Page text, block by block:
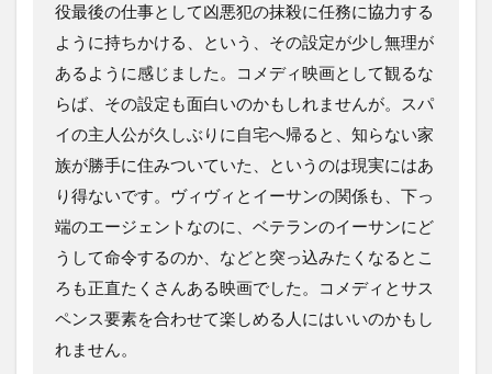
役最後の仕事として凶悪犯の抹殺に任務に協力する
ように持ちかける、という、その設定が少し無理が
あるように感じました。コメディ映画として観るな
らば、その設定も面白いのかもしれませんが。スパ
イの主人公が久しぶりに自宅へ帰ると、知らない家
族が勝手に住みついていた、というのは現実にはあ
り得ないです。ヴィヴィとイーサンの関係も、下っ
端のエージェントなのに、ベテランのイーサンにど
うして命令するのか、などと突っ込みたくなるとこ
ろも正直たくさんある映画でした。コメディとサス
ペンス要素を合わせて楽しめる人にはいいのかもし
れません。